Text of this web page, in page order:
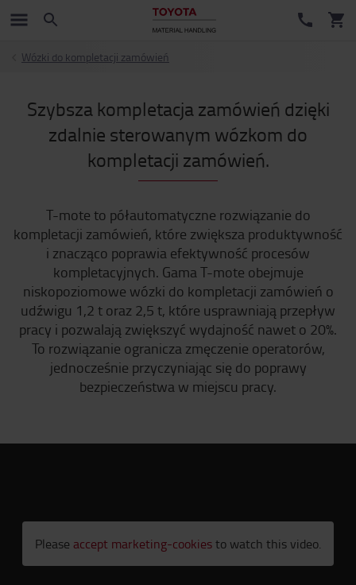
Wózki do kompletacji zamówień
Szybsza kompletacja zamówień dzięki
zdalnie sterowanym wózkom do
kompletacji zamówień.
T-mote to półautomatyczne rozwiązanie do
kompletacji zamówień, które zwiększa produktywność
i znacząco poprawia efektywność procesów
kompletacyjnych. Gama T-mote obejmuje
niskopoziomowe wózki do kompletacji zamówień o
udźwigu 1,2 t oraz 2,5 t, które usprawniają przepływ
pracy i pozwalają zwiększyć wydajność nawet o 20%.
To rozwiązanie ogranicza zmęczenie operatorów,
jednocześnie przyczyniając się do poprawy
bezpieczeństwa w miejscu pracy.
Please accept marketing-cookiesto watch this video.